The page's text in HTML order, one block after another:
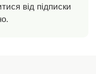
від підписки